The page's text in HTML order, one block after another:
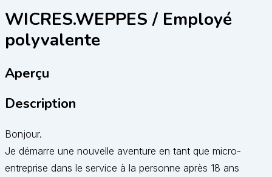
WICRES.WEPPES / Employé
polyvalente
Aperçu
Description
Bonjour.
Je démarre une nouvelle aventure en tant que micro-
entreprise dans le service à la personne après 18 ans